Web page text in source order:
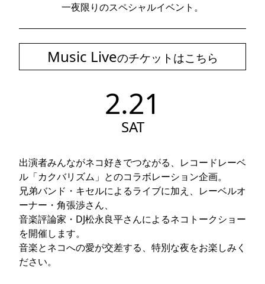
一夜限りのスペシャルイベント。
Music Liveのチケットはこちら
2.21
SAT
出演者みんながネコ好きでつながる、レコードレーベ
ル「カクバリズム」とのコラボレーション企画。
兄弟バンド・キセルによるライブに加え、レーベルオ
ーナー・角張渉さん、
音楽評論家・DJ松永良平さんによるネコトークショー
を開催します。
音楽とネコへの愛が交差する、特別な夜をお楽しみく
ださい。